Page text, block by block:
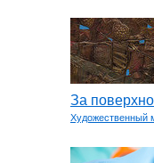
За
Художественный